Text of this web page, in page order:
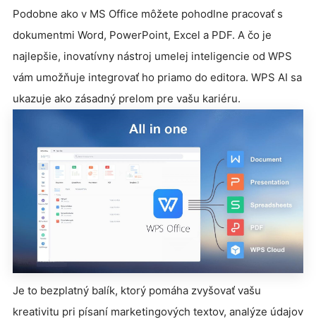
Podobne ako v MS Office môžete pohodlne pracovať s
dokumentmi Word, PowerPoint, Excel a PDF. A čo je
najlepšie, inovatívny nástroj umelej inteligencie od WPS
vám umožňuje integrovať ho priamo do editora. WPS AI sa
ukazuje ako zásadný prelom pre vašu kariéru.
Je to bezplatný balík, ktorý pomáha zvyšovať vašu
kreativitu pri písaní marketingových textov, analýze údajov